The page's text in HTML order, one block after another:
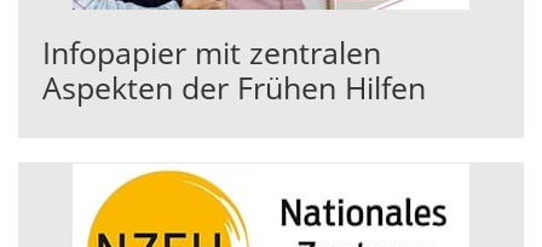
Infopapier mit zentralen
Aspekten der Frühen Hilfen